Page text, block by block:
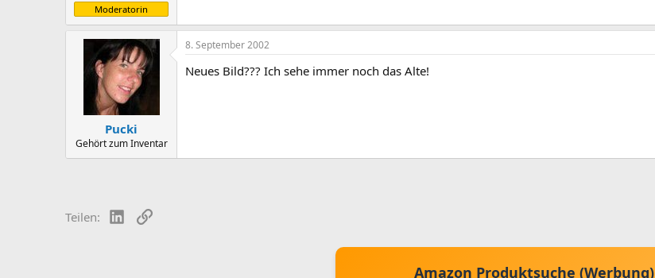
Moderatorin
Pucki
Gehört zum Inventar
8. September 2002
Neues Bild??? Ich sehe immer noch das Alte!
Teilen: LinkedIn
Link
Amazon Produktsuche (Werbung)